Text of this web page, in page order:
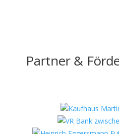
Partner &